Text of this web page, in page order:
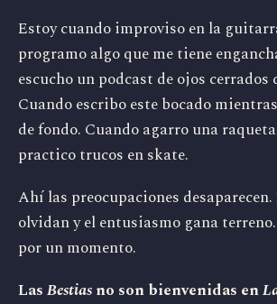
Estoy cuando improviso en la
programo algo que me tiene
escucho un podcast de ojos cerrados
Cuando escribo este bocado
de fondo. Cuando agarro una
practico trucos en skate.
Ahí las preocupaciones
olvidan y el entusiasmo gana
por un momento.
LasBestiasno son bienvenidas en